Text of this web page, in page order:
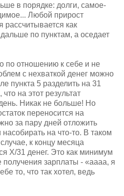
в порядке: долги, самое-
Любой прирост
рассчитывается как
по пунктам, а оседает
по отношению к себе и не
с нехваткой денег можно
пункта 5 разделить на 31
на этот результат
Никак не больше! Но
переносится на
за пару дней отложить
на что-то. В таком
к концу месяца
Х/31 денег. Это как минимум
зарплаты - «аааа, я
то, что так хотел, ведь